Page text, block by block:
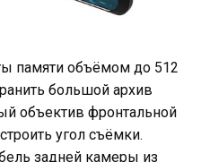
памяти объёмом до 512
большой архив
объектив фронтальной
угол съёмки.
задней камеры из